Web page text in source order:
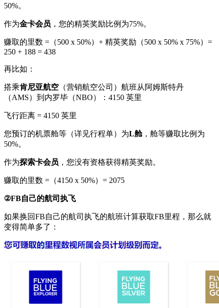
50%。
作为金卡会员 ，您的精英奖励比例为75%。
赚取的里数 =（500 x 50%）+ 精英奖励（500 x 50% x 75%）=
250 + 188 = 438
再比如：
搭乘肯尼亚航空 （营销航空公司）航班从阿姆斯特丹
（AMS）到内罗毕（NBO）：4150 英里
飞行距离 = 4150 英里
您预订的机票舱等（详见行程单）为L舱，舱等赚取比例为
50%。
作为探索卡会员 ，您没有资格获得精英奖励。
赚取的里数 =（4150 x 50%）= 2075
②FB自己的航司执飞
如果换回FB自己的航司执飞的航班计算获取FB里程，那么就
变得简单多了：